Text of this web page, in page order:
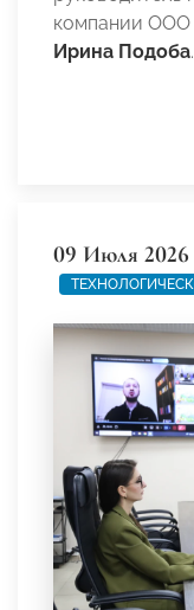
компании ООО
Ирина Подоба.
09 Июля 2026